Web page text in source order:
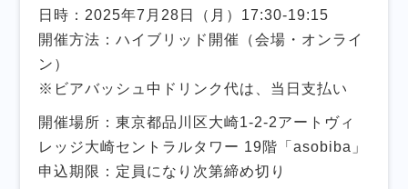
日時：2025年7月28日（月）17:30-19:15
開催方法：ハイブリッド開催（会場・オンライ
ン）
※ビアバッシュ中ドリンク代は、当日支払い
開催場所：東京都品川区大崎1-2-2アートヴィ
レッジ大崎セントラルタワー 19階「asobiba」
申込期限：定員になり次第締め切り